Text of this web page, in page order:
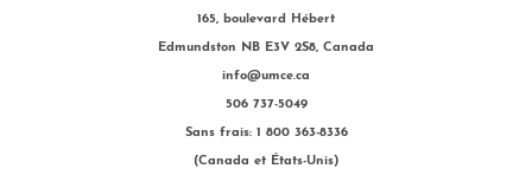
165, boulevard Hébert
Edmundston NB E3V 2S8, Canada
info@umce.ca
506 737-5049
Sans frais: 1 800 363-8336
(Canada et États-Unis)